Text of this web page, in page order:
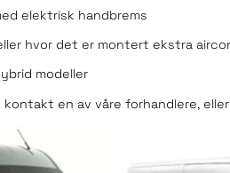
elektrisk handbrems
hvor det er montert ekstra
modeller
kontakt en av våre forhandlere,